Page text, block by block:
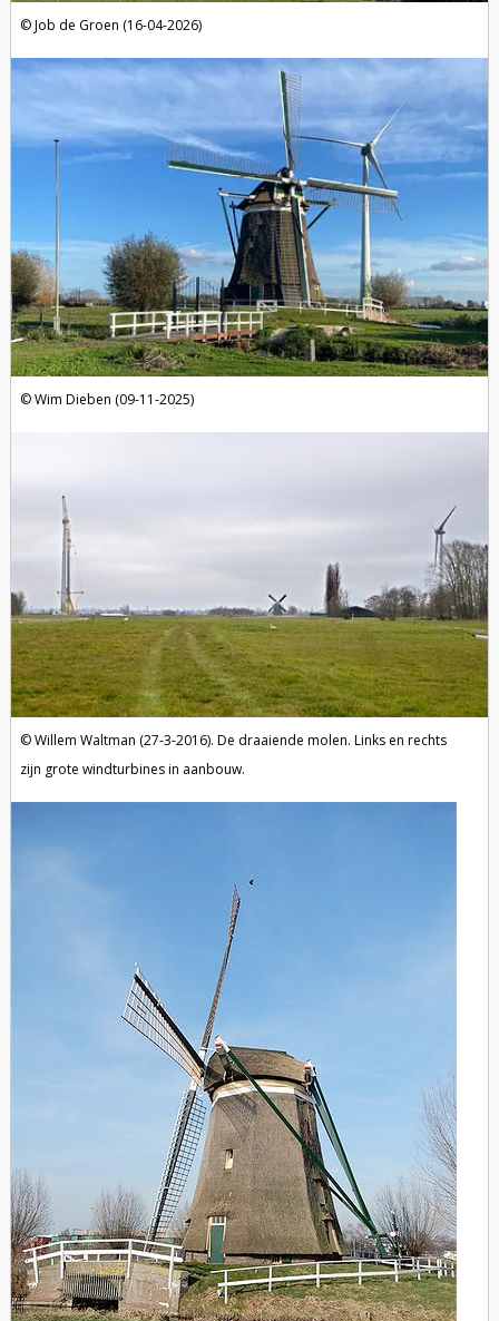
Job de Groen (16-04-2026)
Wim Dieben (09-11-2025)
Willem Waltman (27-3-2016). De draaiende molen. Links en rechts
zijn grote windturbines in aanbouw.